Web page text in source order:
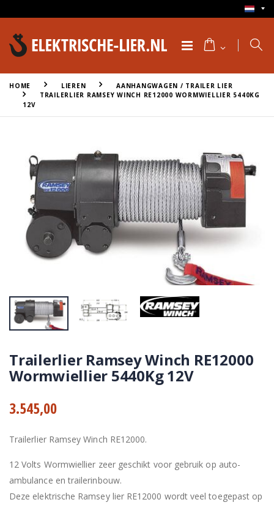
HOME LIEREN
AANHANGWAGEN / TRAILER LIER
TRAILERLIER RAMSEY WINCH RE12000 WORMWIELLIER 5440KG
12V
Trailerlier Ramsey Winch RE12000
Wormwiellier 5440Kg 12V
3.545,00
Trailerlier Ramsey Winch RE12000.
12 Volts Wormwiellier zeer geschikt voor gebruik op auto-
ambulance en trailerinbouw.
Deze elektrische Ramsey lier RE12000 wordt veel toegepast op